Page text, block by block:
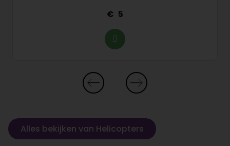
5
Alles bekijken van Helicopters